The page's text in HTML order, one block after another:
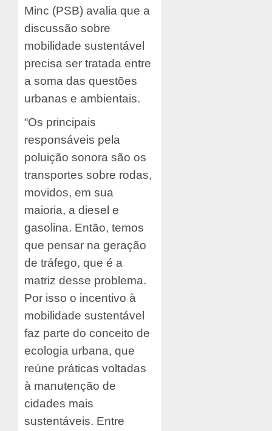
Minc (PSB) avalia que a
discussão sobre
mobilidade sustentável
precisa ser tratada entre
a soma das questões
urbanas e ambientais.
“Os principais
responsáveis pela
poluição sonora são os
transportes sobre rodas,
movidos, em sua
maioria, a diesel e
gasolina. Então, temos
que pensar na geração
de tráfego, que é a
matriz desse problema.
Por isso o incentivo à
mobilidade sustentável
faz parte do conceito de
ecologia urbana, que
reúne práticas voltadas
à manutenção de
cidades mais
sustentáveis. Entre